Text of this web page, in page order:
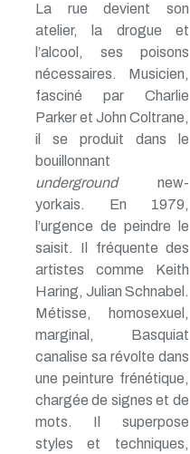
La rue devient son
atelier, la drogue et
l’alcool, ses poisons
nécessaires. Musicien,
fasciné par Charlie
Parker et John Coltrane,
il se produit dans le
bouillonnant
undergroundnew-
yorkais. En 1979,
l’urgence de peindre le
saisit. Il fréquente des
artistes comme Keith
Haring, Julian Schnabel.
Métisse, homosexuel,
marginal, Basquiat
canalise sa révolte dans
une peinture frénétique,
chargée de signes et de
mots. Il superpose
styles et techniques,